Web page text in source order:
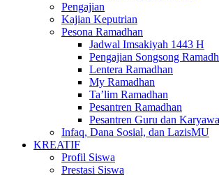
Pengajian
Kajian Keputrian
Pesona Ramadhan
Jadwal Imsakiyah 1443 H
Pengajian Songsong
Lentera Ramadhan
My Ramadhan
Ta’lim Ramadhan
Pesantren Ramadhan
Pesantren Guru dan
Infaq, Dana Sosial, dan LazisMU
KREATIF
Profil Siswa
Prestasi Siswa